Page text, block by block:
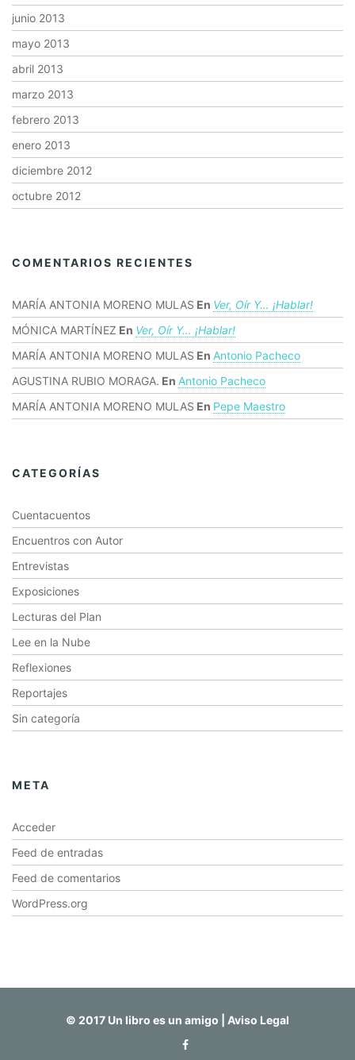
junio 2013
mayo 2013
abril 2013
marzo 2013
febrero 2013
enero 2013
diciembre 2012
octubre 2012
COMENTARIOS RECIENTES
MARÍA ANTONIA MORENO MULAS En Ver, Oír Y… ¡hablar!
MÓNICA MARTÍNEZ En Ver, Oír Y… ¡hablar!
MARÍA ANTONIA MORENO MULAS En Antonio Pacheco
AGUSTINA RUBIO MORAGA. En Antonio Pacheco
MARÍA ANTONIA MORENO MULAS En Pepe Maestro
CATEGORÍAS
Cuentacuentos
Encuentros con Autor
Entrevistas
Exposiciones
Lecturas del Plan
Lee en la Nube
Reflexiones
Reportajes
Sin categoría
META
Acceder
Feed de entradas
Feed de comentarios
WordPress.org
© 2017 Un libro es un amigo | Aviso Legal